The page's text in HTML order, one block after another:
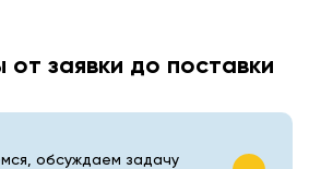
заявки до поставки
обсуждаем задачу